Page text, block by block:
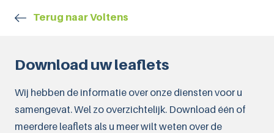
Terug naar Voltens
Download uw leaflets
Wij hebben de informatie over onze diensten voor u
samengevat. Wel zo overzichtelijk. Download één of
meerdere leaflets als u meer wilt weten over de